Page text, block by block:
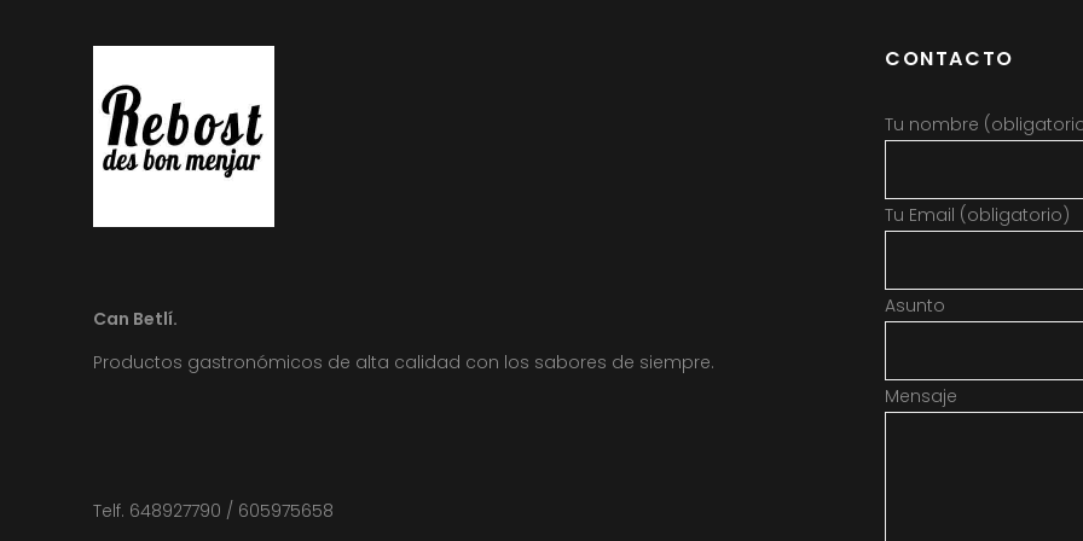
Can Betlí.
Productos gastronómicos de alta calidad con los sabores de siempre.
Telf. 648927790 / 605975658
CONTACTO
Tu nombre
Tu Email (obligatorio)
Asunto
Mensaje